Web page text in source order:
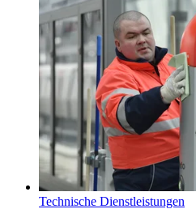
Technische Dienstleistungen